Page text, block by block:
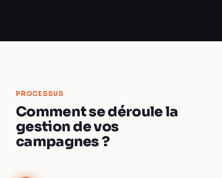
PROCESSUS
Comment se déroule la
gestion de vos
campagnes ?